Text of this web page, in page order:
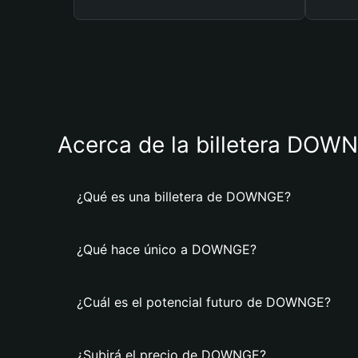
Acerca de la billetera
¿Qué es una billetera de DOWNGE?
¿Qué hace único a DOWNGE?
¿Cuál es el potencial futuro de DOWNGE?
¿Subirá el precio de DOWNGE?